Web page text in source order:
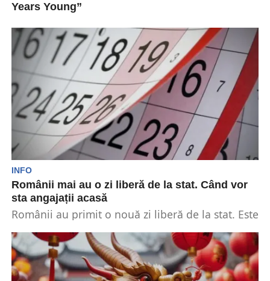
Years Young”
Saint-Gobain, o perioadă ce subliniază impactul
global...
INFO
Românii mai au o zi liberă de la stat. Când vor
sta angajații acasă
Românii au primit o nouă zi liberă de la stat. Este